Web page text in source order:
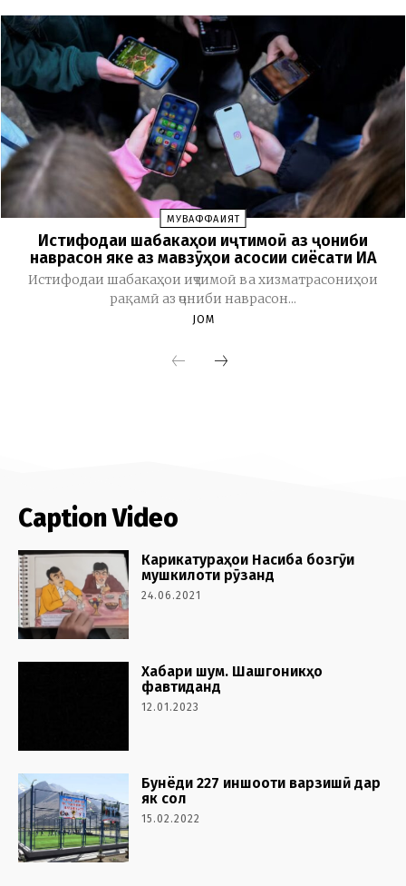
Caption Video
Карикатураҳои Насиба бозгӯи
мушкилоти рӯзанд
24.06.2021
Хабари шум. Шашгоникҳо
фавтиданд
12.01.2023
Бунёди 227 иншооти варзишӣ дар
як сол
15.02.2022